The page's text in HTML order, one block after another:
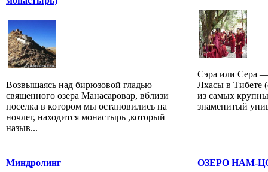
Возвышаясь над бирюзовой гладью
священного озера Манасаровар, вблизи
поселка в котором мы остановились на
ночлег, находится монастырь ,который
назыв...
Сэра или Сера
Лхасы в Тибете
из самых
знаменитый
Миндролинг ОЗЕРО НАМ-